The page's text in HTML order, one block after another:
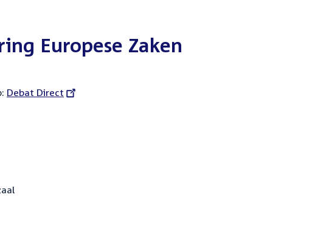
Europese Zaken
External
Debat Direct